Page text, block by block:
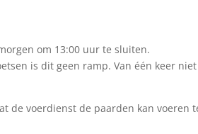
om 13:00 uur te sluiten.
is dit geen ramp. Van één keer
de voerdienst de paarden kan